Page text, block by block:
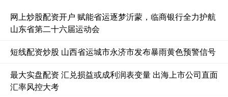
网上炒股配资开户 赋能省运逐梦沂蒙，临商银行全力护航
山东省第二十六届运动会
短线配资炒股 山西省运城市永济市发布暴雨黄色预警信号
最大实盘配资 汇兑损益或成利润表变量 出海上市公司直面
汇率风控大考